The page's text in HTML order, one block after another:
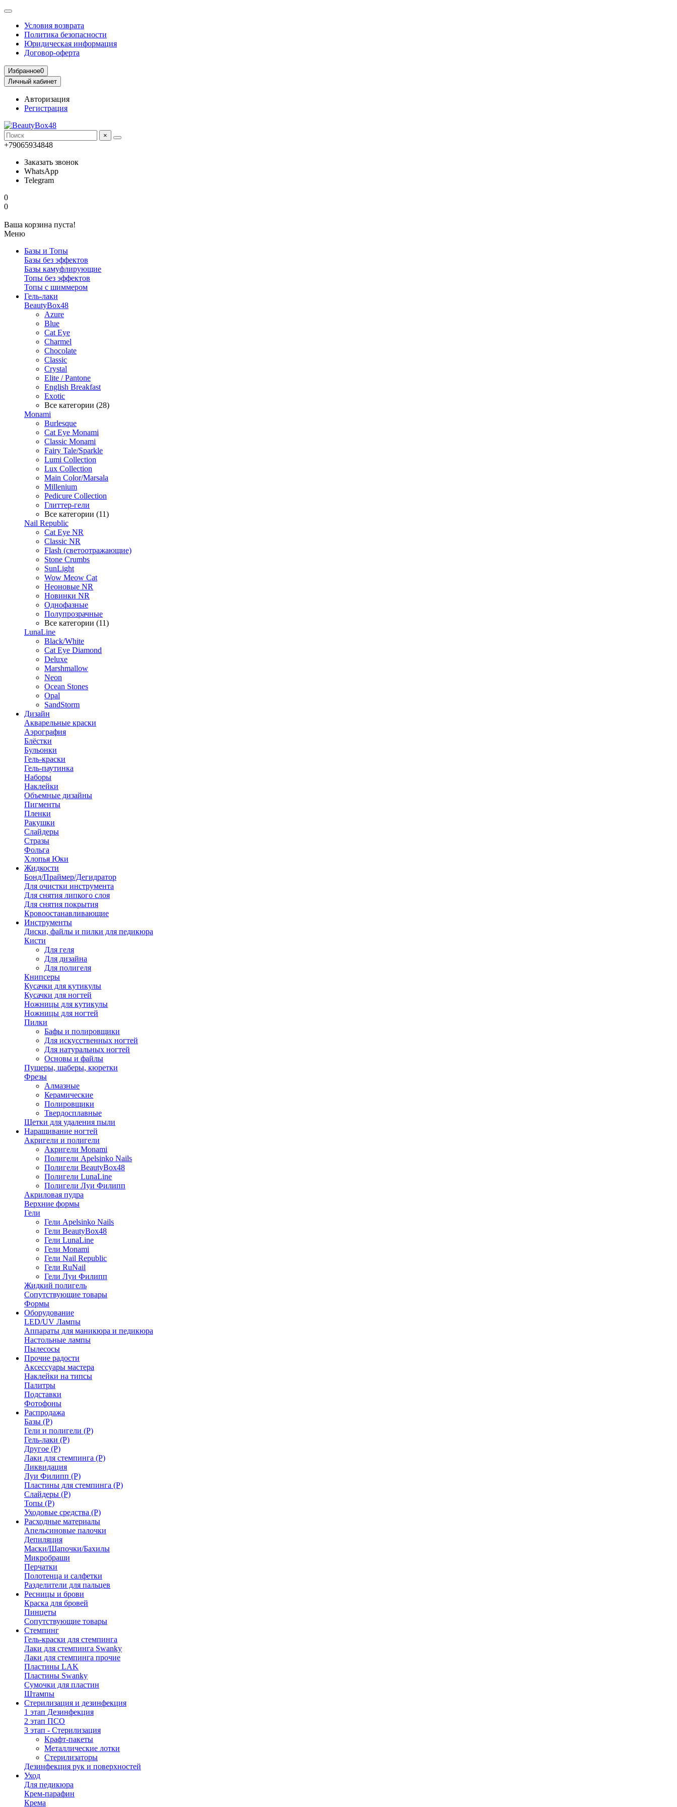
Условия возврата
Политика безопасности
Юридическая информация
Договор-оферта
Избранное0
Личный кабинет
Авторизация
Регистрация
×
+79065934848
Заказать звонок
WhatsApp
Telegram
0
0
Ваша корзина пуста!
Меню
Базы и Топы
Базы без эффектов
Базы камуфлирующие
Топы без эффектов
Топы с шиммером
Гель-лаки
BeautyBox48
Azure
Blue
Cat Eye
Charmel
Chocolate
Classic
Crystal
Elite / Pantone
English Breakfast
Exotic
Все категории (28)
Monami
Burlesque
Cat Eye Monami
Classic Monami
Fairy Tale/Sparkle
Lumi Collection
Lux Collection
Main Color/Marsala
Millenium
Pedicure Collection
Глиттер-гели
Все категории (11)
Nail Republic
Cat Eye NR
Classic NR
Flash (светоотражающие)
Stone Crumbs
SunLight
Wow Meow Cat
Неоновые NR
Новинки NR
Однофазные
Полупрозрачные
Все категории (11)
LunaLine
Black/White
Cat Eye Diamond
Deluxe
Marshmallow
Neon
Ocean Stones
Opal
SandStorm
Дизайн
Акварельные краски
Аэрография
Блёстки
Бульонки
Гель-краски
Гель-паутинка
Наборы
Наклейки
Объемные дизайны
Пигменты
Пленки
Ракушки
Слайдеры
Стразы
Фольга
Хлопья Юки
Жидкости
Бонд/Праймер/Дегидратор
Для очистки инструмента
Для снятия липкого слоя
Для снятия покрытия
Кровоостанавливающие
Инструменты
Диски, файлы и пилки для педикюра
Кисти
Для геля
Для дизайна
Для полигеля
Книпсеры
Кусачки для кутикулы
Кусачки для ногтей
Ножницы для кутикулы
Ножницы для ногтей
Пилки
Бафы и полировщики
Для искусственных ногтей
Для натуральных ногтей
Основы и файлы
Пушеры, шаберы, кюретки
Фрезы
Алмазные
Керамические
Полировщики
Твердосплавные
Щетки для удаления пыли
Наращивание ногтей
Акригели и полигели
Акригели Monami
Полигели Apelsinko Nails
Полигели BeautyBox48
Полигели LunaLine
Полигели Луи Филипп
Акриловая пудра
Верхние формы
Гели
Гели Apelsinko Nails
Гели BeautyBox48
Гели LunaLine
Гели Monami
Гели Nail Republic
Гели RuNail
Гели Луи Филипп
Жидкий полигель
Сопутствующие товары
Формы
Оборудование
LED/UV Лампы
Аппараты для маникюра и педикюра
Настольные лампы
Пылесосы
Прочие радости
Аксессуары мастера
Наклейки на типсы
Палитры
Подставки
Фотофоны
Распродажа
Базы (Р)
Гели и полигели (Р)
Гель-лаки (Р)
Другое (Р)
Лаки для стемпинга (Р)
Ликвидация
Луи Филипп (Р)
Пластины для стемпинга (Р)
Слайдеры (Р)
Топы (Р)
Уходовые средства (Р)
Расходные материалы
Апельсиновые палочки
Депиляция
Маски/Шапочки/Бахилы
Микробраши
Перчатки
Полотенца и салфетки
Разделители для пальцев
Ресницы и брови
Краска для бровей
Пинцеты
Сопутствующие товары
Стемпинг
Гель-краски для стемпинга
Лаки для стемпинга Swanky
Лаки для стемпинга прочие
Пластины LAK
Пластины Swanky
Сумочки для пластин
Штампы
Стерилизация и дезинфекция
1 этап Дезинфекция
2 этап ПСО
3 этап - Стерилизация
Крафт-пакеты
Металлические лотки
Стерилизаторы
Дезинфекция рук и поверхностей
Уход
Для педикюра
Крем-парафин
Крема